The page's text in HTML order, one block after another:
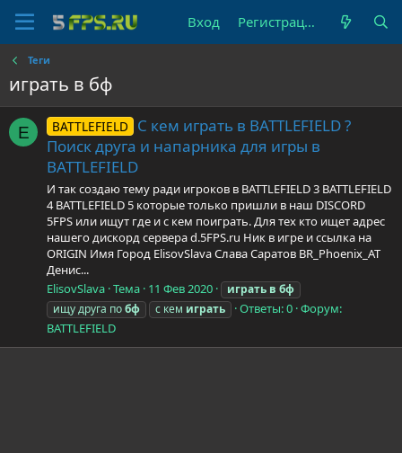
Вход Регистрация
Теги
играть в бф
E BATTLEFIELD
С кем играть в BATTLEFIELD ?
Поиск друга и напарника для игры в
BATTLEFIELD
И так создаю тему ради игроков в BATTLEFIELD 3 BATTLEFIELD
4 BATTLEFIELD 5 которые только пришли в наш DISCORD
5FPS или ищут где и с кем поиграть. Для тех кто ищет адрес
нашего дискорд сервера d.5FPS.ru Ник в игре и ссылка на
ORIGIN Имя Город ElisovSlava Слава Саратов BR_Phoenix_AT
Денис...
ElisovSlava Тема 11 Фев 2020 играть в бф
ищу друга побф с кем играть Ответы: 0 Форум:
BATTLEFIELD